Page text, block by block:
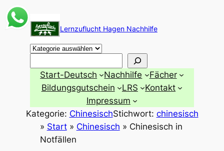
Zum
Inhalt
springen
Lernzuflucht Hagen Nachhilfe
Start-Deutsch Nachhilfe
Fächer
Bildungsgutschein
LRS
Kontakt
Impressum
Kategorie: ChinesischStichwort: chinesisch
» Start» Chinesisch » Chinesisch in
Notfällen